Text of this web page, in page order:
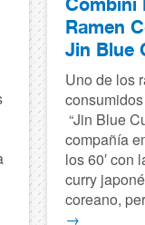
Ramen
Jin Blue
Uno de los
“Jin Blue
compañía
los 60′ con
curry
coreano,
→